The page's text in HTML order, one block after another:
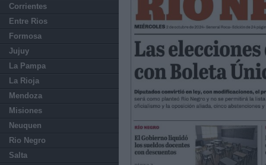
Corrientes
Entre Rios
Formosa
Jujuy
La Pampa
La Rioja
Mendoza
Misiones
Neuquen
Rio Negro
Salta